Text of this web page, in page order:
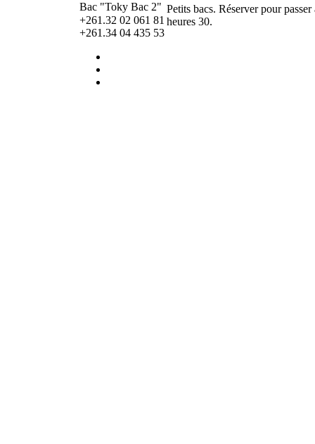
Bac "Toky Bac 2"
+261.32 02 061 81
+261.34 04 435 53
Petits bacs. Réserver pour
heures 30.